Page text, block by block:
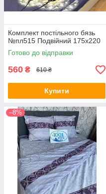
Комплект постільного бязь
№пл515 Подвійний 175х220
Готово до відправки
560 ₴ 610 ₴
Купити
–8%